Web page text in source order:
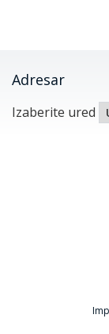
Adresar
Izaberite ured